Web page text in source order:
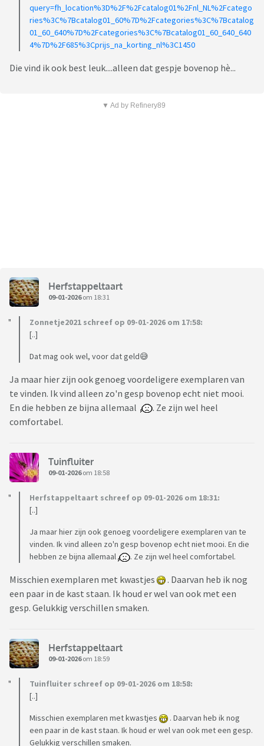
query=fh_location%3D%2F%2Fcatalog01%2Fnl_NL%2Fcatego
ries%3C%7Bcatalog01_60%7D%2Fcategories%3C%7Bcatalog
01_60_640%7D%2Fcategories%3C%7Bcatalog01_60_640_640
4%7D%2F685%3Cprijs_na_korting_nl%3C1450
Die vind ik ook best leuk....alleen dat gespje bovenop hè...
▼ Ad by Refinery89
Herfstappeltaart
09-01-2026om 18:31
Zonnetje2021 schreef op 09-01-2026 om 17:58:
[..]
Dat mag ook wel, voor dat geld😅
Ja maar hier zijn ook genoeg voordeligere exemplaren van
te vinden. Ik vind alleen zo'n gesp bovenop echt niet mooi.
En die hebben ze bijna allemaal
. Ze zijn wel heel
comfortabel.
Tuinfluiter
09-01-2026om 18:58
Herfstappeltaart schreef op 09-01-2026 om 18:31:
[..]
Ja maar hier zijn ook genoeg voordeligere exemplaren van te
vinden. Ik vind alleen zo'n gesp bovenop echt niet mooi. En die
hebben ze bijna allemaal
. Ze zijn wel heel comfortabel.
Misschien exemplaren met kwastjes
. Daarvan heb ik nog
een paar in de kast staan. Ik houd er wel van ook met een
gesp. Gelukkig verschillen smaken.
Herfstappeltaart
09-01-2026om 18:59
Tuinfluiter schreef op 09-01-2026 om 18:58:
[..]
Misschien exemplaren met kwastjes
. Daarvan heb ik nog
een paar in de kast staan. Ik houd er wel van ook met een gesp.
Gelukkig verschillen smaken.